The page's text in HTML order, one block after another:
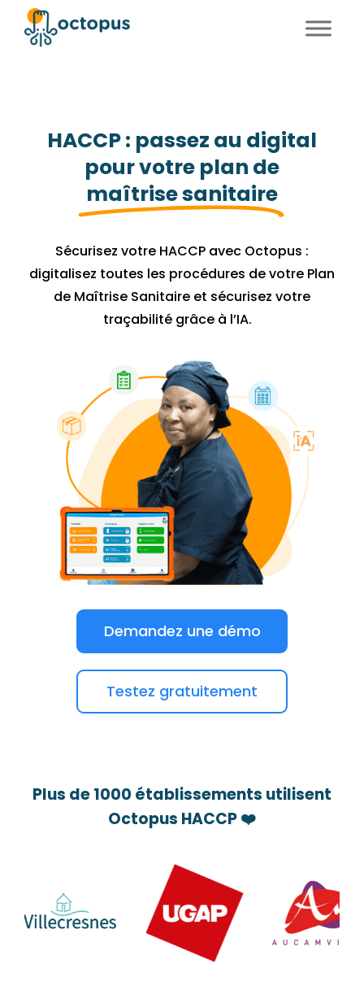
HACCP : passez au digital
pour votre plan de
maîtrise sanitaire
Sécurisez votre HACCP avec Octopus :
digitalisez toutes les procédures de votre Plan
de Maîtrise Sanitaire et sécurisez votre
traçabilité grâce à l’IA.
Demandez une démo
Testez gratuitement
Plus de 1000 établissements utilisent
Octopus HACCP❤️